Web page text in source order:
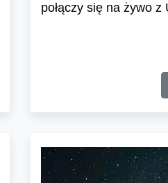
połączy się na żywo z